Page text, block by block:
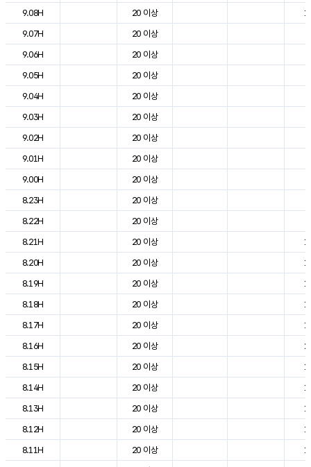
9.08H
20 이상
9.07H
20 이상
9.06H
20 이상
9.05H
20 이상
9.04H
20 이상
9.03H
20 이상
9.02H
20 이상
9.01H
20 이상
9.00H
20 이상
8.23H
20 이상
8.22H
20 이상
8.21H
20 이상
8.20H
20 이상
8.19H
20 이상
8.18H
20 이상
8.17H
20 이상
8.16H
20 이상
8.15H
20 이상
8.14H
20 이상
8.13H
20 이상
8.12H
20 이상
8.11H
20 이상